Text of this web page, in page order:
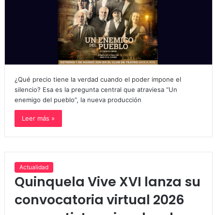
¿Qué precio tiene la verdad cuando el poder impone el
silencio? Esa es la pregunta central que atraviesa “Un
enemigo del pueblo”, la nueva producción
Leer más »
Actualidad
Quinquela Vive XVI lanza su
convocatoria virtual 2026